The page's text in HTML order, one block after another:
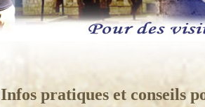
Infos pratiques et conseils